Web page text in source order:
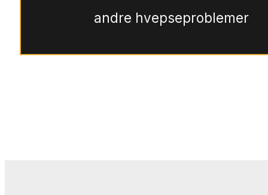
andre hvepseproblemer